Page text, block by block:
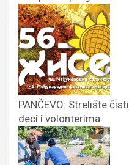
PANČEVO: Strelište
deci i volonterima